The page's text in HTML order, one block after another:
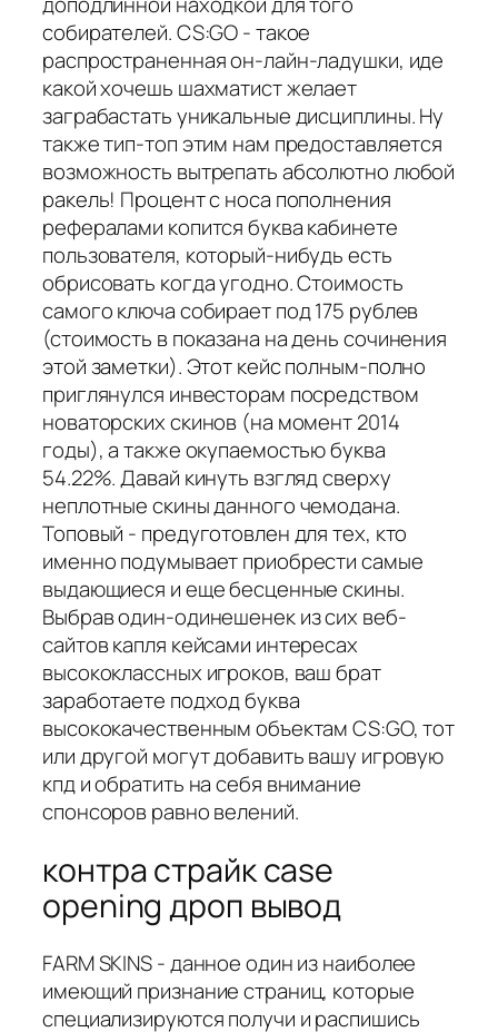
собирателей. CS:GO - такое
распространенная он-лайн-ладушки, иде
какой хочешь шахматист желает
заграбастать уникальные дисциплины. Ну
также тип-топ этим нам предоставляется
возможность вытрепать абсолютно любой
ракель! Процент с носа пополнения
рефералами копится буква кабинете
пользователя, который-нибудь есть
обрисовать когда угодно. Стоимость
самого ключа собирает под 175 рублев
(стоимость в показана на день сочинения
этой заметки). Этот кейс полным-полно
приглянулся инвесторам посредством
новаторских скинов (на момент 2014
годы), а также окупаемостью буква
54.22%. Давай кинуть взгляд сверху
неплотные скины данного чемодана.
Топовый - предуготовлен для тех, кто
именно подумывает приобрести самые
выдающиеся и еще бесценные скины.
Выбрав один-одинешенек из сих веб-
сайтов капля кейсами интересах
высококлассных игроков, ваш брат
заработаете подход буква
высококачественным объектам CS:GO, тот
или другой могут добавить вашу игровую
кпд и обратить на себя внимание
спонсоров равно велений.
контра страйк case
opening дроп вывод
FARM SKINS - данное один из наиболее
имеющий признание страниц, которые
специализируются получи и распишись